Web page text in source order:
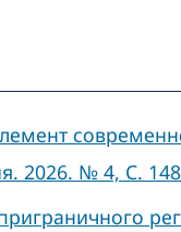
2026. № 4, C.